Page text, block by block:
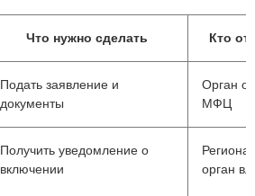
Что нужно сделать Кто
Подать заявление и
документы
Орган
МФЦ
Получить уведомление о
включении
орган